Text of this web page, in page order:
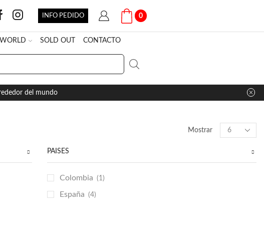
INFO PEDIDO 0
SOLD OUT CONTACTO
del mundo
Mostrar
Products
per
PAÍSES
Colombia (1)
España (4)